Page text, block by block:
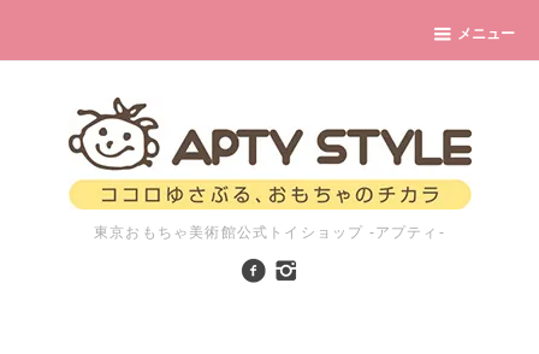
メニュー
東京おもちゃ美術館公式トイショップ -アプティ-